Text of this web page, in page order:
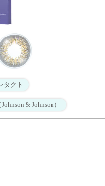
タクト
& Johnson）